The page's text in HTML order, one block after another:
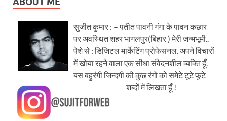
सुजीत कुमार : – पतीत पावनी गंगा के पावन कछार
पर अवस्थित शहर भागलपुर(बिहार ) मेरी जन्मभूमी..
पेशे से : डिजिटल मार्केटिंग प्रोफेसनल. अपने विचारों
में खोया रहने वाला एक सीधा संवेदनशील व्यक्ति हूँ.
बस बहुरंगी जिन्दगी की कुछ रंगों को समेटे टूटे फूटे
शब्दों में लिखता हूँ !